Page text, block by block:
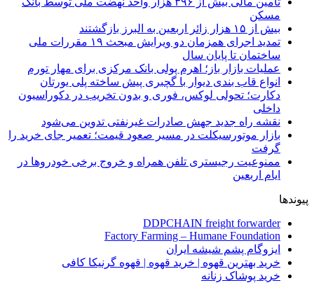
مسکن
بیش از ۱۵ هزار زائر اربعین به البرز بازگشتند
تمدید اجرای همزمان دو ویرایش مبحث ۱۹ مقررات ملی
ساختمان تا پایان سال
عملیات بازار باز؛ اهرم پولی بانک مرکزی برای مهار تورم
انواع قاب بندی دیوار با گچبری پیش ساخته پلی یورتان
دکارت؛ تحولی لوکس، فوری و بدون تخریب در دکوراسیون
داخلی
نقشه راه جدید جهش صادرات غیرنفتی تدوین می‌شود
بازار موتورسیکلت در مسیر صعود قیمت؛ تعمیر جای خرید را
گرفت
ممنوعیت رجیستری تلفن همراه و خروج برخی خودروها در
ایام اربعین
پیوندها
DDPCHAIN freight forwarder
Factory Farming – Humane Foundation
ایزوگام پشم شیشه ایران
خرید بهترین قهوه | خرید قهوه | قهوه گرنیکا کافی
خرید پوشاک زنانه